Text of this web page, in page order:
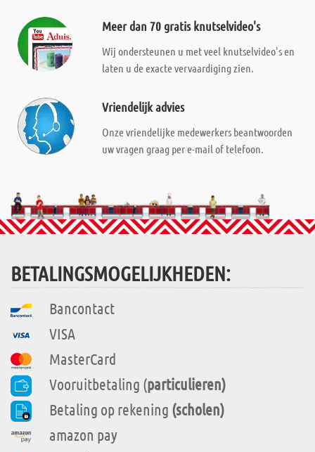
Meer dan 70 gratis knutselvideo's
Wij ondersteunen u met veel knutselvideo's en
laten u de exacte vervaardiging zien.
Vriendelijk advies
Onze vriendelijke medewerkers beantwoorden
uw vragen graag per e-mail of telefoon.
BETALINGSMOGELIJKHEDEN:
Bancontact
VISA
MasterCard
Vooruitbetaling (particulieren)
Betaling op rekening (scholen)
amazon pay